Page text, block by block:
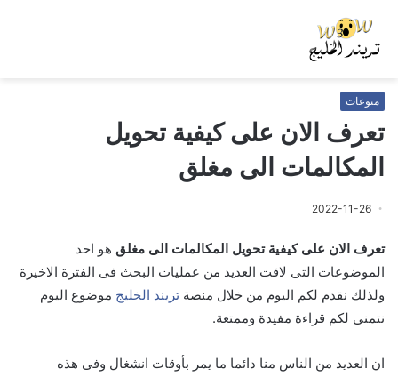
منوعات
تعرف الان على كيفية تحويل
المكالمات الى مغلق
2022-11-26
تعرف الان على كيفية تحويل المكالمات الى مغلق هو احد
الموضوعات التى لاقت العديد من عمليات البحث فى الفترة الاخيرة
ولذلك نقدم لكم اليوم من خلال منصة تريند الخليج موضوع اليوم
نتمنى لكم قراءة مفيدة وممتعة.
ان العديد من الناس منا دائما ما يمر بأوقات انشغال وفى هذه